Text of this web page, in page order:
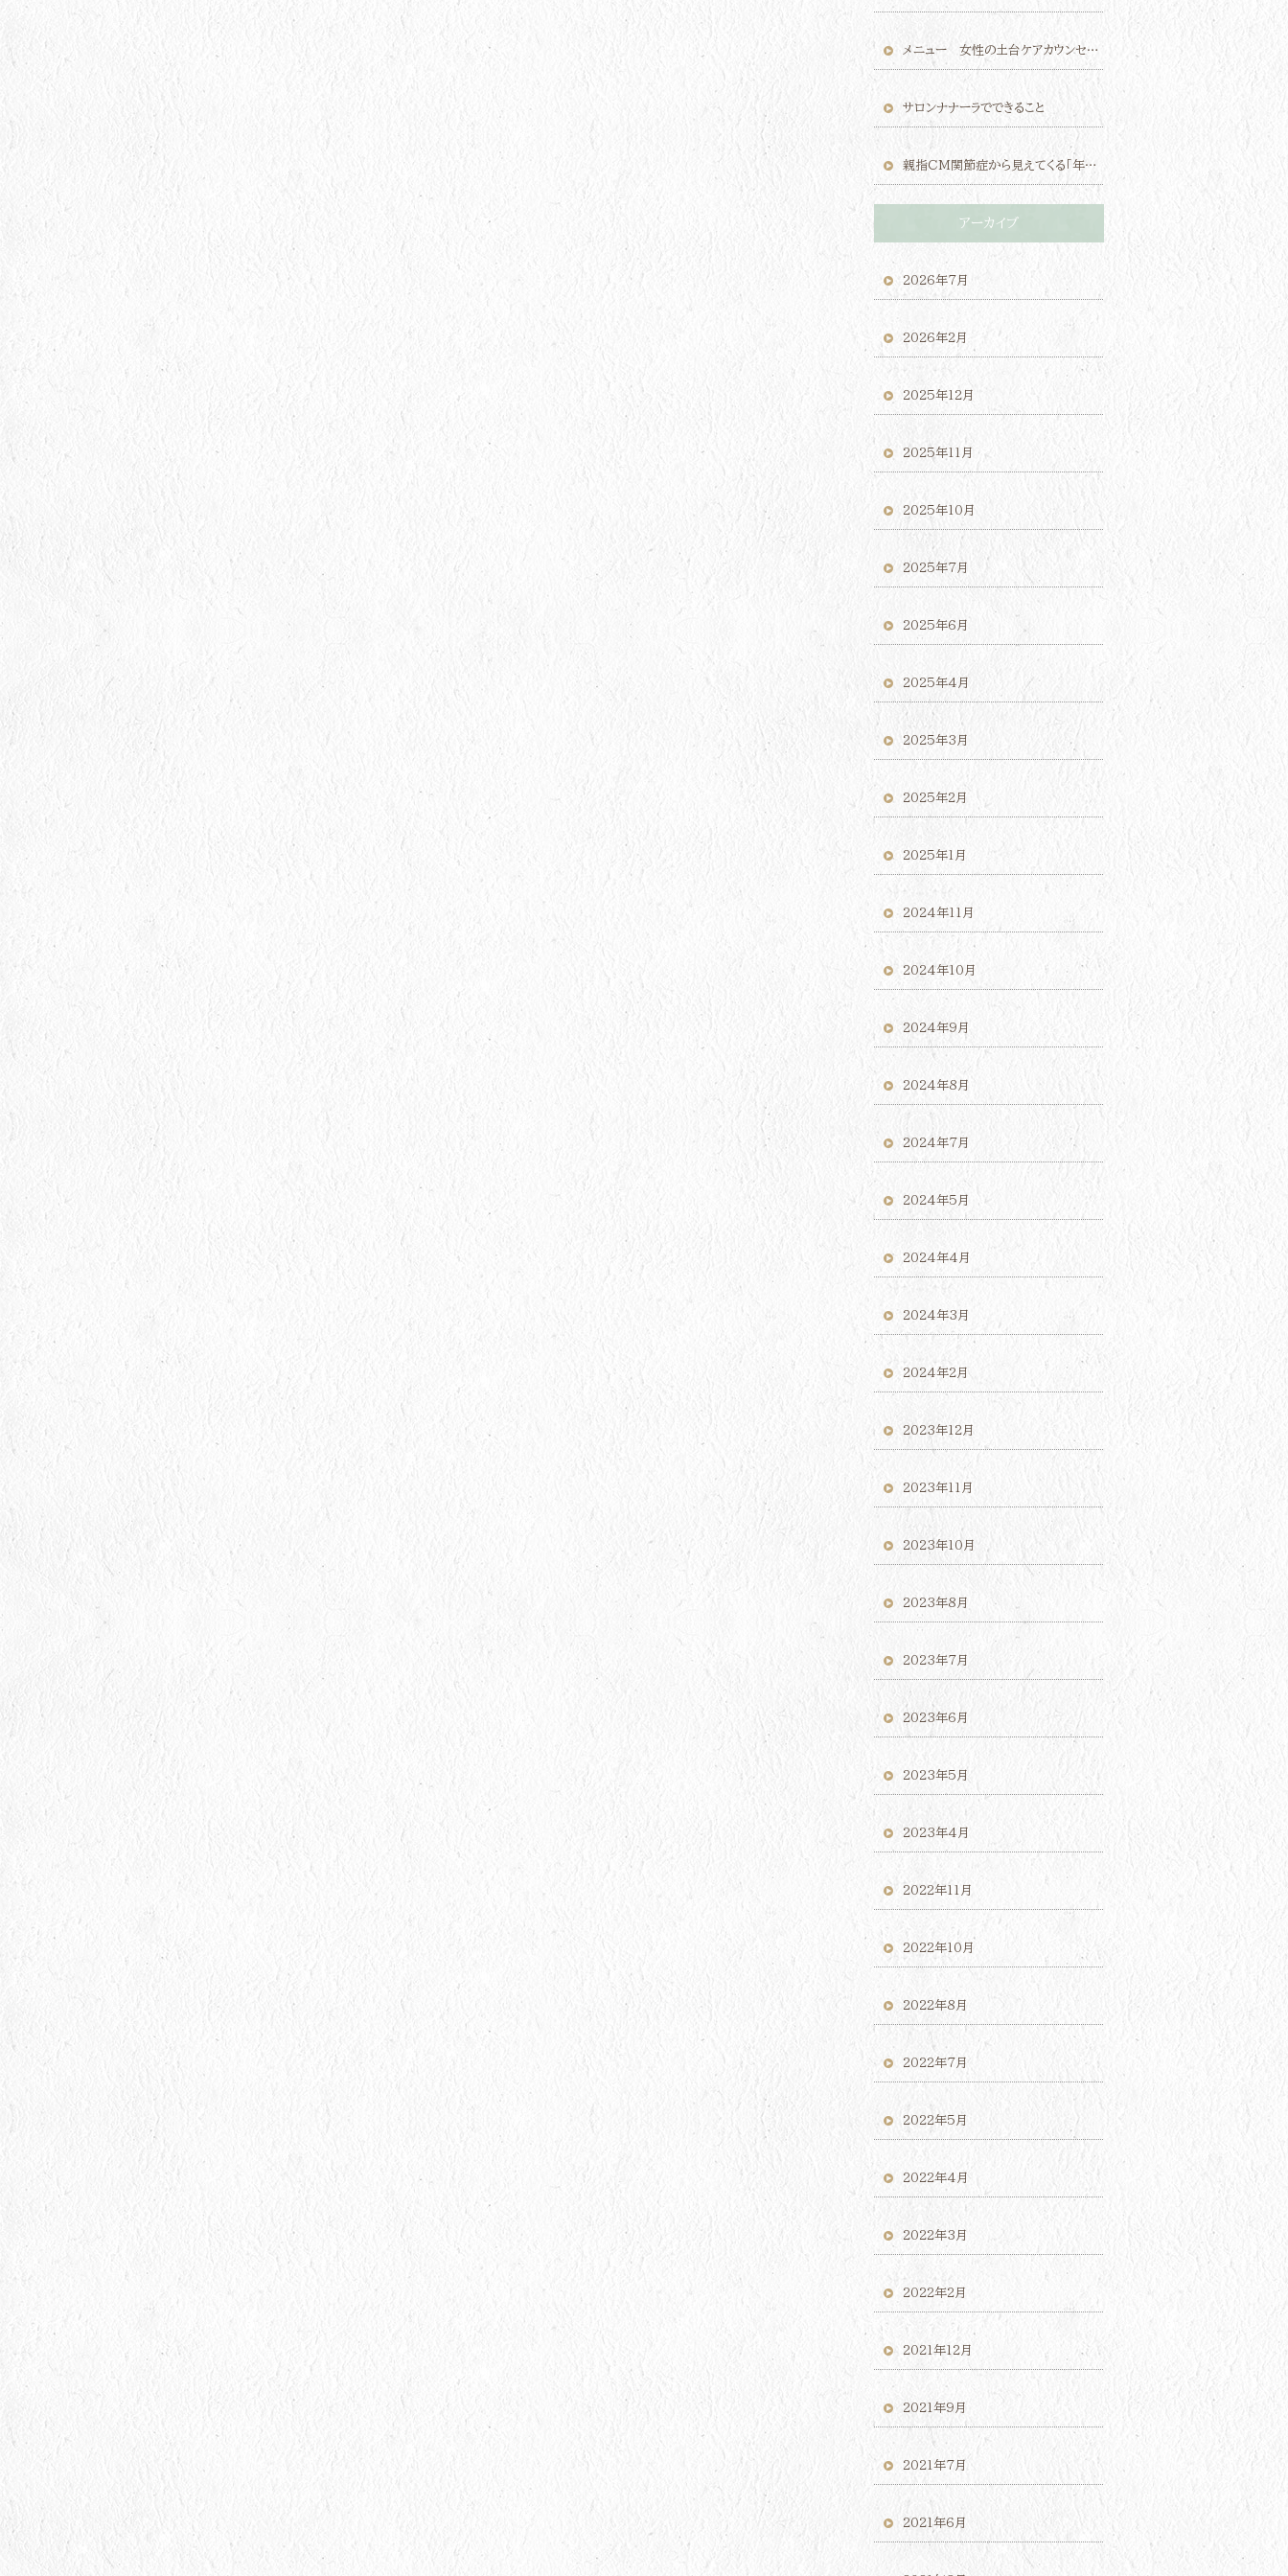
メニュー 女性の土台ケアカウンセリング（モニター価格）のご案内
サロンナナーラでできること
親指CM関節症から見えてくる「年齢のせい」にしないケアの考え方
アーカイブ
2026年7月
2026年2月
2025年12月
2025年11月
2025年10月
2025年7月
2025年6月
2025年4月
2025年3月
2025年2月
2025年1月
2024年11月
2024年10月
2024年9月
2024年8月
2024年7月
2024年5月
2024年4月
2024年3月
2024年2月
2023年12月
2023年11月
2023年10月
2023年8月
2023年7月
2023年6月
2023年5月
2023年4月
2022年11月
2022年10月
2022年8月
2022年7月
2022年5月
2022年4月
2022年3月
2022年2月
2021年12月
2021年9月
2021年7月
2021年6月